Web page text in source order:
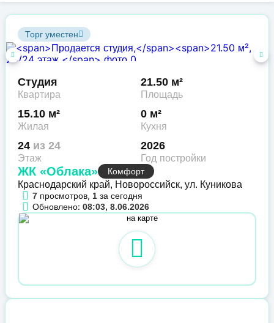
Торг уместен
Студия
Квартира
21.50 м²
Площадь
15.10 м²
Жилая
0 м²
Кухня
24 из 24
Этаж
2026
Год постройки
ЖК «Облака»
Комфорт
Краснодарский край, Новороссийск, ул. Куникова
7 просмотров, 1 за сегодня
Обновлено: 08:03, 8.06.2026